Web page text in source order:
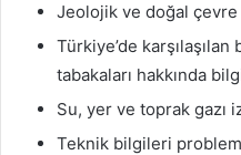
Jeolojik ve doğal çevre
Türkiye’de
tabakaları hakkında
Su, yer ve toprak gazı
Teknik bilgileri